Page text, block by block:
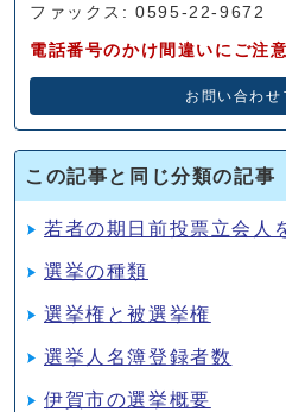
ファックス: 0595-22-9672
電話番号のかけ間違いにご注
お問い合わせ
この記事と同じ分類の記事
若者の期日前投票立会人
選挙の種類
選挙権と被選挙権
選挙人名簿登録者数
伊賀市の選挙概要